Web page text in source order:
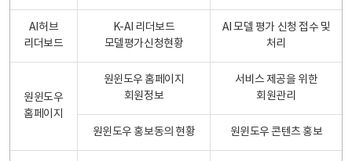
AI허브
리더보드
K-AI 리더보드
모델평가신청현황
AI 모델 평가 신청 접수 및
처리
원윈도우
홈페이지
원윈도우 홈페이지
회원정보
서비스 제공을 위한
회원관리
원윈도우 홍보동의 현황 원윈도우 콘텐츠 홍보